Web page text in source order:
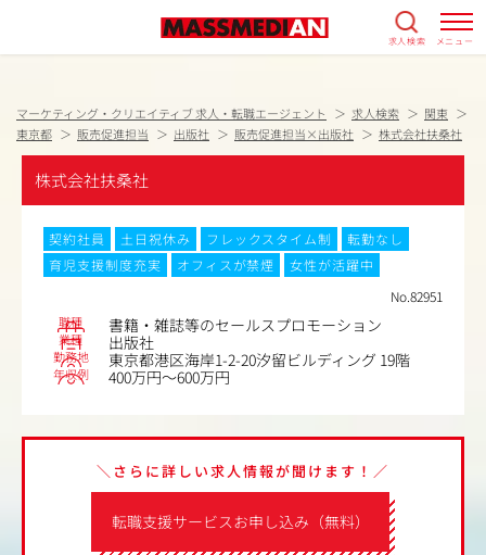
求人検索 メニュー
マーケティング・クリエイティブ 求人・転職エージェント 求人検索
関東
東京都
販売促進担当 出版社 販売促進担当×出版社 株式会社扶桑社
株式会社扶桑社
契約社員 土日祝休み フレックスタイム制
転勤なし
育児支援制度充実
オフィスが禁煙
女性が活躍中
No.82951
職種 書籍・雑誌等のセールスプロモーション
業種 出版社
勤務地 東京都港区海岸1-2-20汐留ビルディング 19階
年収例 400万円～600万円
転職支援サービスお申し込み（無料）
＼さらに詳しい求人情報が聞けます！／